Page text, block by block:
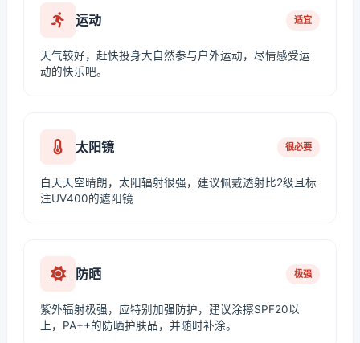
运动 适宜
天气较好，赶快投身大自然参与户外运动，尽情感受运
动的快乐吧。
太阳镜 很必要
白天天空晴朗，太阳辐射很强，建议佩戴透射比2级且标
注UV400的遮阳镜
防晒 极强
紫外辐射极强，应特别加强防护，建议涂擦SPF20以
上，PA++的防晒护肤品，并随时补涂。